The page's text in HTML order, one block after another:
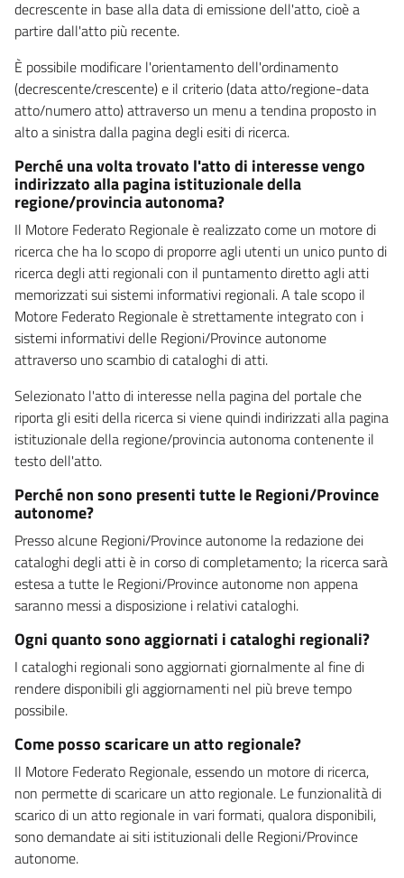
decrescente in base alla data di emissione dell'atto, cioè a
partire dall'atto più recente.
È possibile modificare l'orientamento dell'ordinamento
(decrescente/crescente) e il criterio (data atto/regione-data
atto/numero atto) attraverso un menu a tendina proposto in
alto a sinistra dalla pagina degli esiti di ricerca.
Perché una volta trovato l'atto di interesse vengo
indirizzato alla pagina istituzionale della
regione/provincia autonoma?
Il Motore Federato Regionale è realizzato come un motore di
ricerca che ha lo scopo di proporre agli utenti un unico punto di
ricerca degli atti regionali con il puntamento diretto agli atti
memorizzati sui sistemi informativi regionali. A tale scopo il
Motore Federato Regionale è strettamente integrato con i
sistemi informativi delle Regioni/Province autonome
attraverso uno scambio di cataloghi di atti.
Selezionato l'atto di interesse nella pagina del portale che
riporta gli esiti della ricerca si viene quindi indirizzati alla pagina
istituzionale della regione/provincia autonoma contenente il
testo dell'atto.
Perché non sono presenti tutte le Regioni/Province
autonome?
Presso alcune Regioni/Province autonome la redazione dei
cataloghi degli atti è in corso di completamento; la ricerca sarà
estesa a tutte le Regioni/Province autonome non appena
saranno messi a disposizione i relativi cataloghi.
Ogni quanto sono aggiornati i cataloghi regionali?
I cataloghi regionali sono aggiornati giornalmente al fine di
rendere disponibili gli aggiornamenti nel più breve tempo
possibile.
Come posso scaricare un atto regionale?
Il Motore Federato Regionale, essendo un motore di ricerca,
non permette di scaricare un atto regionale. Le funzionalità di
scarico di un atto regionale in vari formati, qualora disponibili,
sono demandate ai siti istituzionali delle Regioni/Province
autonome.